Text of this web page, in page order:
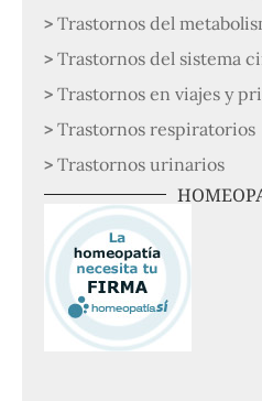
Trastornos del
Trastornos del sistema
Trastornos en viajes y
Trastornos respiratorios
Trastornos urinarios